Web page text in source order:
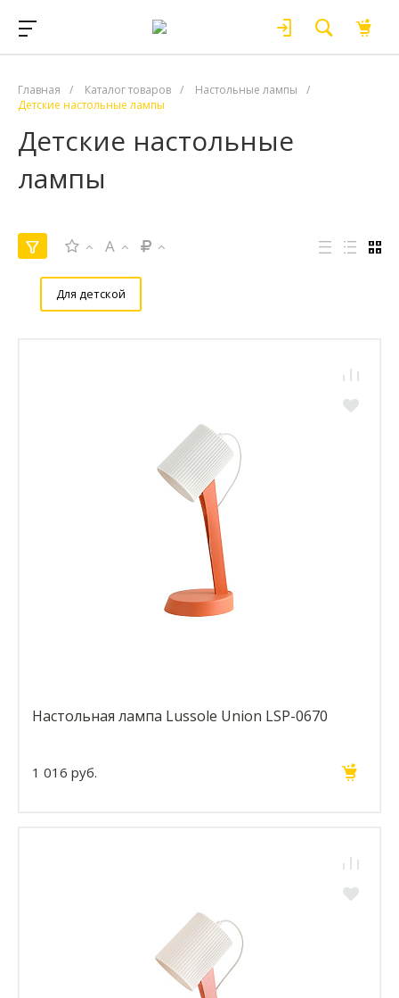
Главная / Каталог товаров / Настольные лампы
/
Детские настольные лампы
Детские настольные
лампы
A
Для детской
Настольная лампа Lussole Union LSP-0670
1 016 руб.